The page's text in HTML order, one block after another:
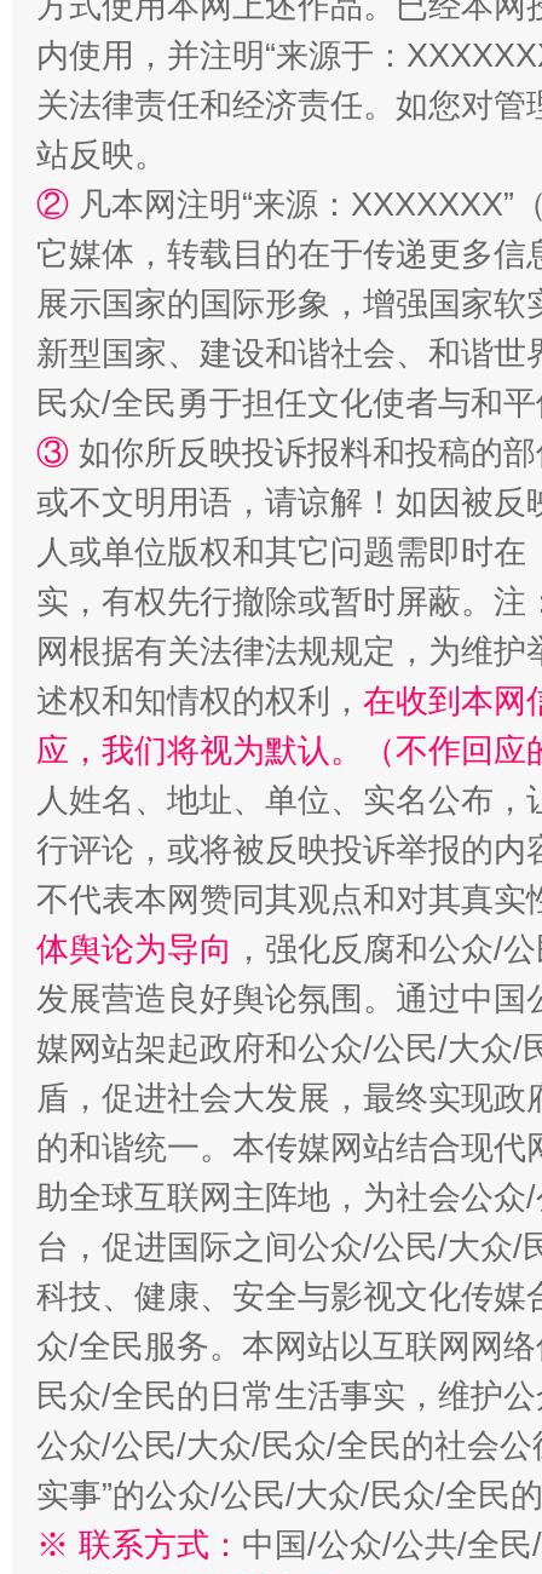
阿坝州三大球赛在茂县开幕 规模
国家大学科技园优化重塑工作
扯下公款旅游的“隐身衣” 如何以
“蜀中异人”王建安的艺术幻境
内使用，并注明“来源于：
关法律责任和经济责任。如您对
站反映。
② 凡本网注明“来源：
它媒体，转载目的在于传递更多
展示国家的国际形象，增强国家
新型国家、建设和谐社会、和谐
民众/全民勇于担任文化使者与和
③ 如你所反映投诉报料和投稿的
或不文明用语，请谅解！如因被
人或单位版权和其它问题需即时在
实，有权先行撤除或暂时屏蔽。
网根据有关法律法规规定，为维
述权和知情权的权利， 在收到本网
应，我们将视为默认。（不作回应
人姓名、地址、单位、实名公布
行评论，或将被反映投诉举报的
不代表本网赞同其观点和对其真实
体舆论为导向 ，强化反腐和公众/
发展营造良好舆论氛围。通过中
媒网站架起政府和公众/公民/大众/
盾，促进社会大发展，最终实现
的和谐统一。本传媒网站结合现
助全球互联网主阵地，为社会公
台，促进国际之间公众/公民/大众/
科技、健康、安全与影视文化传
众/全民服务。本网站以互联网网
民众/全民的日常生活事实，维护
公众/公民/大众/民众/全民的社会公
实事”的公众/公民/大众/民众/全民
※ 联系方式： 中国/公众/公共/全